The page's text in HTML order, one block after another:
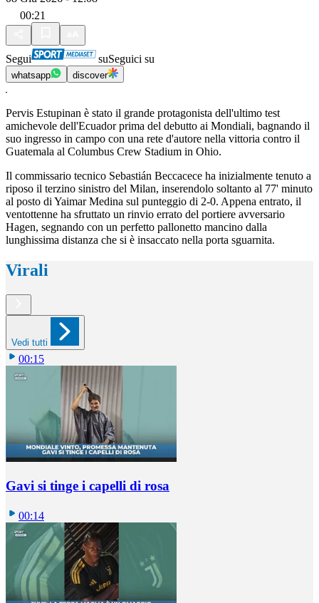
00:21
Segui suSeguici su
whatsapp discover
Pervis Estupinan è stato il grande protagonista dell'ultimo test
amichevole dell'Ecuador prima del debutto ai Mondiali, bagnando il
suo ingresso in campo con una rete d'autore nella vittoria contro il
Guatemala al Columbus Crew Stadium in Ohio.
Il commissario tecnico Sebastián Beccacece ha inizialmente tenuto a
riposo il terzino sinistro del Milan, inserendolo soltanto al 77' minuto
al posto di Yaimar Medina sul punteggio di 2-0. Appena entrato, il
ventottenne ha sfruttato un rinvio errato del portiere avversario
Hagen, segnando con un perfetto pallonetto mancino dalla
lunghissima distanza che si è insaccato nella porta sguarnita.
Virali
Vedi tutti
00:15
Gavi si tinge i capelli di rosa
00:14